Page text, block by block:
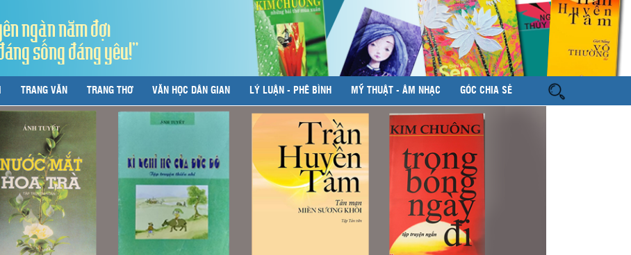
ngàn năm đợi
sống đáng yêu!"
TRANG VĂN TRANG THƠ VĂN HỌC DÂN GIAN LÝ LUẬN - PHÊ BÌNH MỸ THUẬT - ÂM NHẠC GÓC CHIA SẺ